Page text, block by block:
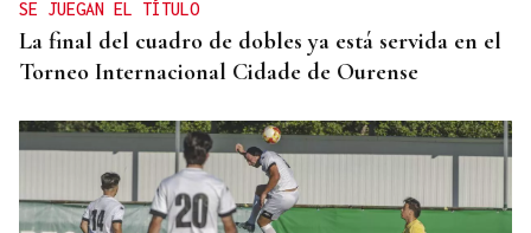
SE JUEGAN EL TÍTULO
La final del cuadro de dobles ya está servida en el
Torneo Internacional Cidade de Ourense